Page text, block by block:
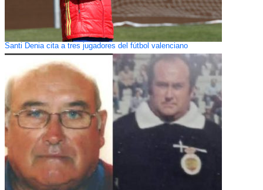
Santi Denia cita a tres jugadores del fútbol valenciano